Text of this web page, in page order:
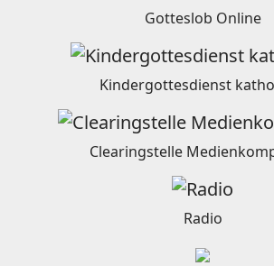
Gotteslob Online
Kindergottesdienst
Clearingstelle
Radio